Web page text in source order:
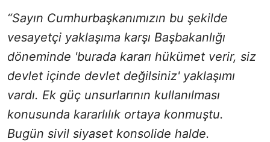
“Sayın Cumhurbaşkanımızın bu şekilde
vesayetçi yaklaşıma karşı Başbakanlığı
döneminde 'burada kararı hükümet verir, siz
devlet içinde devlet değilsiniz' yaklaşımı
vardı. Ek güç unsurlarının kullanılması
konusunda kararlılık ortaya konmuştu.
Bugün sivil siyaset konsolide halde.